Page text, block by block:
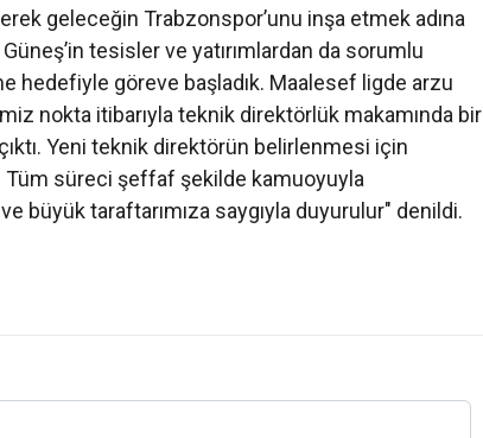
geleceğin Trabzonspor’unu inşa etmek adına
tesisler ve yatırımlardan da sorumlu
hedefiyle göreve başladık. Maalesef ligde arzu
nokta itibarıyla teknik direktörlük makamında bir
Yeni teknik direktörün belirlenmesi için
Tüm süreci şeffaf şekilde kamuoyuyla
büyük taraftarımıza saygıyla duyurulur" denildi.